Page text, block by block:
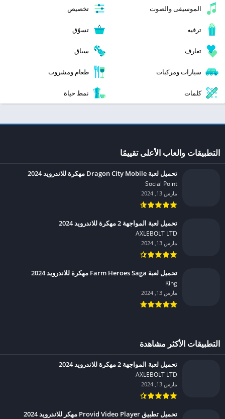
الموسيقى والصوت تخصيص
ترفيه تسوّق
تعارف سباق
سيارات ومركبات طعام ومشروب
كلمات نمط حياة
التطبيقات والعاب الأعلى تقييمًا
تحميل لعبة Dragon City Mobile مهكرة للاندرويد 2024
Social Point‏
مارس 13, 2024
تحميل لعبة المواجهة 2 مهكرة للاندرويد 2024
AXLEBOLT LTD‏
مارس 13, 2024
تحميل لعبة Farm Heroes Saga مهكرة للاندرويد 2024
King‏
مارس 13, 2024
التطبيقات الأكثر مشاهدة
تحميل لعبة المواجهة 2 مهكرة للاندرويد 2024
AXLEBOLT LTD‏
مارس 13, 2024
تحميل تطبيق Provid Video Player مهكر للاندرويد 2024